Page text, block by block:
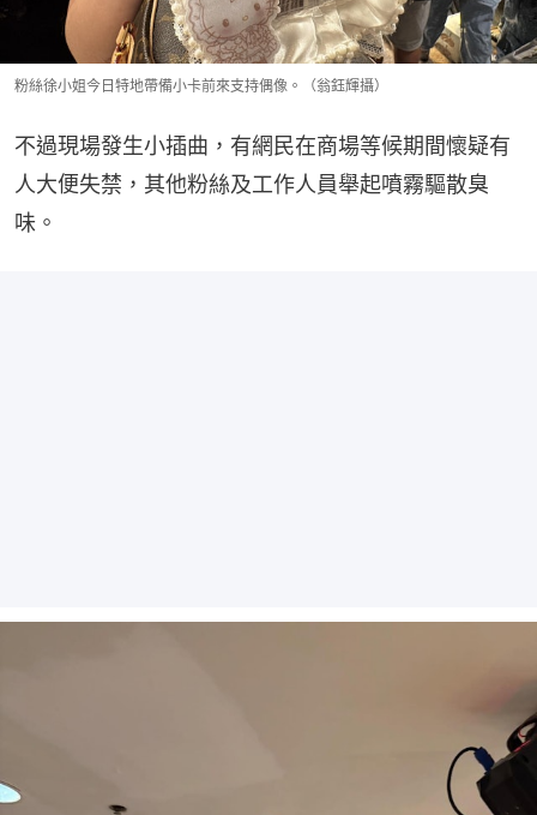
粉絲徐小姐今日特地帶備小卡前來支持偶像。（翁鈺輝攝）
不過現場發生小插曲，有網民在商場等候期間懷疑有
人大便失禁，其他粉絲及工作人員舉起噴霧驅散臭
味。